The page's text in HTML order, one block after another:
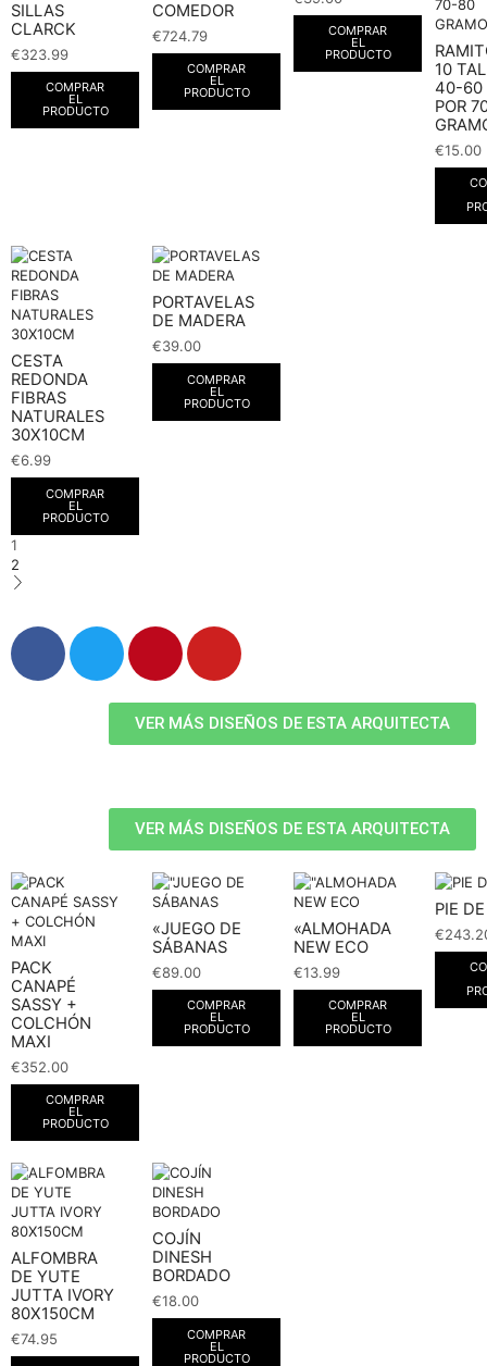
SILLAS
CLARCK
€323.99
COMPRAR
EL
PRODUCTO
COMEDOR
€724.79
COMPRAR
EL
PRODUCTO
COMPRAR
EL
PRODUCTO
10
40-60
POR
€15.00
CESTA
REDONDA
FIBRAS
NATURALES
30X10CM
€6.99
COMPRAR
EL
PRODUCTO
PORTAVELAS
DE MADERA
€39.00
COMPRAR
EL
PRODUCTO
1
2
VER MÁS DISEÑOS DE ESTA ARQUITECTA
VER MÁS DISEÑOS DE ESTA ARQUITECTA
PACK
CANAPÉ
SASSY +
COLCHÓN
MAXI
€352.00
COMPRAR
EL
PRODUCTO
«JUEGO DE
SÁBANAS
€89.00
COMPRAR
EL
PRODUCTO
«ALMOHADA
NEW ECO
€13.99
COMPRAR
EL
PRODUCTO
PIE
€
ALFOMBRA
DE YUTE
JUTTA IVORY
80X150CM
€74.95
COJÍN
DINESH
BORDADO
€18.00
COMPRAR
EL
PRODUCTO